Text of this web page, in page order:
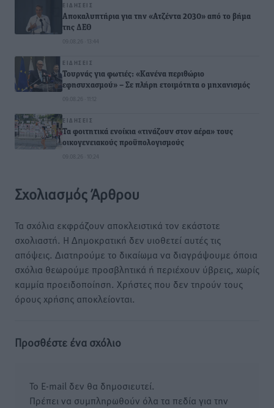
ΕΙΔΉΣΕΙΣ
Αποκαλυπτήρια για την «Ατζέντα 2030» από το βήμα
της ΔΕΘ
09.08.26 · 13:44
ΕΙΔΉΣΕΙΣ
Τουρνάς για φωτιές: «Κανένα περιθώριο
εφησυχασμού» – Σε πλήρη ετοιμότητα ο μηχανισμός
09.08.26 · 11:12
ΕΙΔΉΣΕΙΣ
Τα φοιτητικά ενοίκια «τινάζουν στον αέρα» τους
οικογενειακούς προϋπολογισμούς
09.08.26 · 10:24
Σχολιασμός Άρθρου
Τα σχόλια εκφράζουν αποκλειστικά τον εκάστοτε
σχολιαστή. Η Δημοκρατική δεν υιοθετεί αυτές τις
απόψεις. Διατηρούμε το δικαίωμα να διαγράψουμε όποια
σχόλια θεωρούμε προσβλητικά ή περιέχουν ύβρεις, χωρίς
καμμία προειδοποίηση. Χρήστες που δεν τηρούν τους
όρους χρήσης αποκλείονται.
Προσθέστε ένα σχόλιο
Το E-mail δεν θα δημοσιευτεί.
Πρέπει να συμπληρωθούν όλα τα πεδία για την